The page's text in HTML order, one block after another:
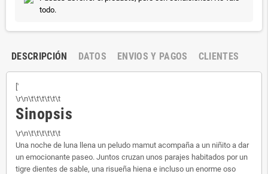
todo.
DESCRIPCIÓN DATOS ENVIOS Y PAGOS CLIENTES
['
\r\n\t\t\t\t\t\t
Sinopsis
\r\n\t\t\t\t\t\t
Una noche de luna llena un peludo mamut acompaña a un niñito a dar
un emocionante paseo. Juntos cruzan unos parajes habitados por un
tigre dientes de sable, una risueña hiena e incluso un enorme oso